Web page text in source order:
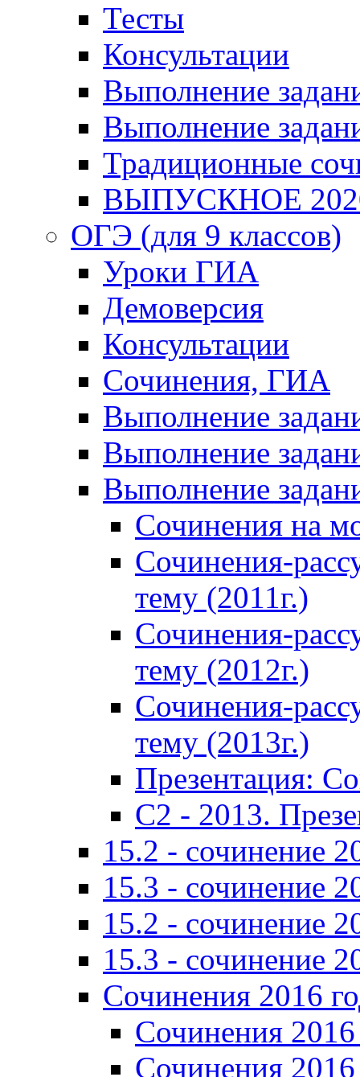
Тесты
Консультации
Выполнение
Выполнение
Традиционные
ВЫПУСКНОЕ
ОГЭ (для 9 классов)
Уроки ГИА
Демоверсия
Консультации
Сочинения, ГИА
Выполнение
Выполнение
Выполнение
Сочинения на
Сочинения-
тему (2011г.)
Сочинения-
тему (2012г.)
Сочинения-
тему (2013г.)
Презентация:
C2 - 2013.
15.2 - сочинение
15.3 - сочинение
15.2 - сочинение
15.3 - сочинение
Сочинения 2016
Сочинения
Сочинения